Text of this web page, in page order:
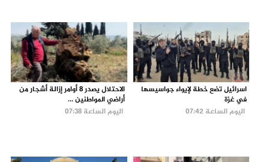
اسرائيل تضع خطة لإيواء جواسيسها
في غزة
اليوم الساعة 07:42
الاحتلال يصدر 8 أوامر إزالة أشجار من
أراضي المواطنين ...
اليوم الساعة 07:38